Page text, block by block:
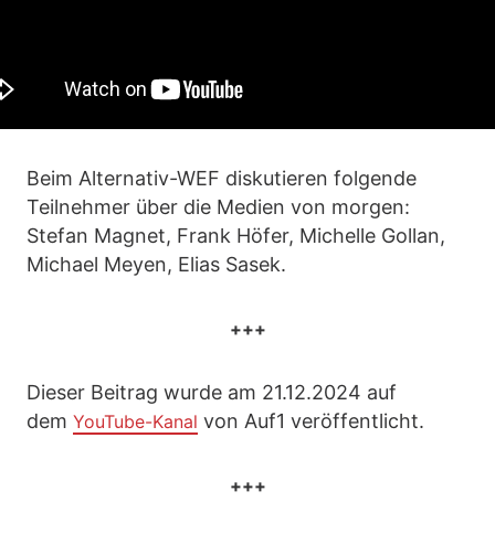
Beim Alternativ-WEF diskutieren folgende
Teilnehmer über die Medien von morgen:
Stefan Magnet, Frank Höfer, Michelle Gollan,
Michael Meyen, Elias Sasek.
+++
Dieser Beitrag wurde am 21.12.2024 auf
dem YouTube-Kanal von Auf1 veröffentlicht.
+++